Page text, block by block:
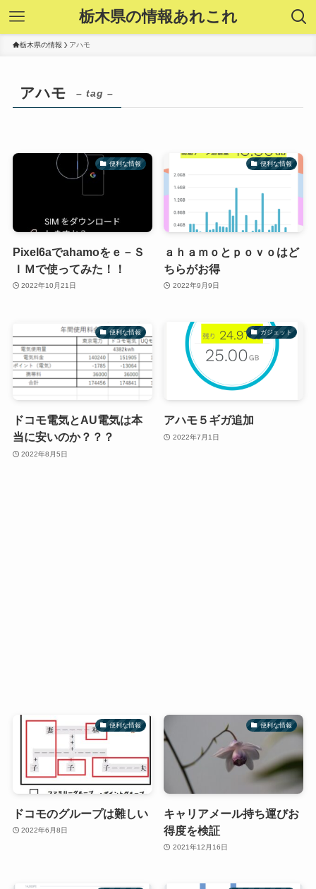
栃木県の情報あれこれ
栃木県の情報 アハモ
アハモ – tag –
便利な情報
Pixel6aでahamoをｅ－Ｓ
ＩＭで使ってみた！！
2022年10月21日
便利な情報
ａｈａｍｏとｐｏｖｏはど
ちらがお得
2022年9月9日
便利な情報
ドコモ電気とAU電気は本
当に安いのか？？？
2022年8月5日
ガジェット
アハモ５ギガ追加
2022年7月1日
便利な情報
ドコモのグループは難しい
2022年6月8日
便利な情報
キャリアメール持ち運びお
得度を検証
2021年12月16日